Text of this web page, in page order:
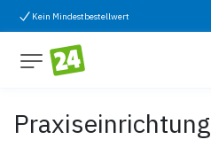
Zum Inhalt springen
Kein Mindestbestellwert
Praxiseinrichtung